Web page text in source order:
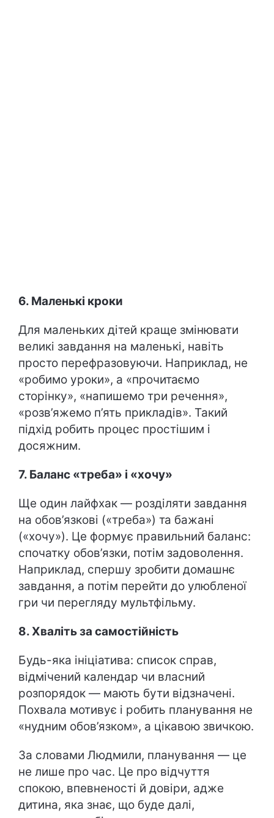
6. Маленькі кроки
Для маленьких дітей краще змінювати
великі завдання на маленькі, навіть
просто перефразовуючи. Наприклад, не
«робимо уроки», а «прочитаємо
сторінку», «напишемо три речення»,
«розв’яжемо п’ять прикладів». Такий
підхід робить процес простішим і
досяжним.
7. Баланс «треба» і «хочу»
Ще один лайфхак — розділяти завдання
на обов’язкові («треба») та бажані
(«хочу»). Це формує правильний баланс:
спочатку обов’язки, потім задоволення.
Наприклад, спершу зробити домашнє
завдання, а потім перейти до улюбленої
гри чи перегляду мультфільму.
8. Хваліть за самостійність
Будь-яка ініціатива: список справ,
відмічений календар чи власний
розпорядок — мають бути відзначені.
Похвала мотивує і робить планування не
«нудним обов’язком», а цікавою звичкою.
За словами Людмили, планування — це
не лише про час. Це про відчуття
спокою, впевненості й довіри, адже
дитина, яка знає, що буде далі,